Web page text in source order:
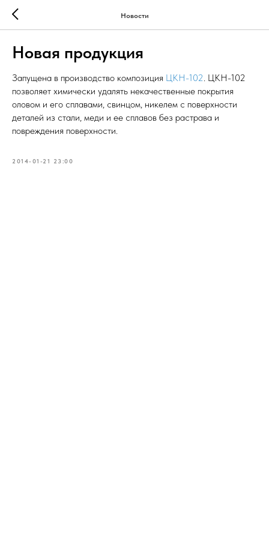
Новости
Новая продукция
Запущена в производство композиция ЦКН-102. ЦКН-102
позволяет химически удалять некачественные покрытия
оловом и его сплавами, свинцом, никелем с поверхности
деталей из стали, меди и ее сплавов без растрава и
повреждения поверхности.
2014-01-21 23:00